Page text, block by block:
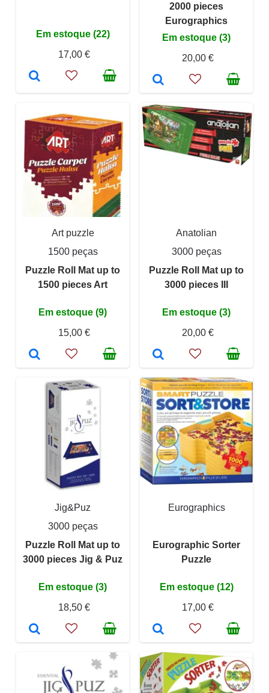
Em estoque (22)
17,00 €
2000 pieces
Eurographics
Em estoque (3)
20,00 €
Art puzzle
1500 peças
Puzzle Roll Mat up to
1500 pieces Art
Em estoque (9)
15,00 €
Anatolian
3000 peças
Puzzle Roll Mat up to
3000 pieces III
Em estoque (3)
20,00 €
Jig&Puz
3000 peças
Puzzle Roll Mat up to
3000 pieces Jig & Puz
Em estoque (3)
18,50 €
Eurographics
Eurographic Sorter
Puzzle
Em estoque (12)
17,00 €